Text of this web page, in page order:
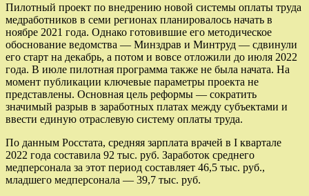
Пилотный проект по внедрению новой системы оплаты труда
медработников в семи регионах планировалось начать в
ноябре 2021 года. Однако готовившие его методическое
обоснование ведомства — Минздрав и Минтруд — сдвинули
его старт на декабрь, а потом и вовсе отложили до июля 2022
года. В июле пилотная программа также не была начата. На
момент публикации ключевые параметры проекта не
представлены. Основная цель реформы — сократить
значимый разрыв в заработных платах между субъектами и
ввести единую отраслевую систему оплаты труда.
По данным Росстата, средняя зарплата врачей в I квартале
2022 года составила 92 тыс. руб. Заработок среднего
медперсонала за этот период составляет 46,5 тыс. руб.,
младшего медперсонала — 39,7 тыс. руб.